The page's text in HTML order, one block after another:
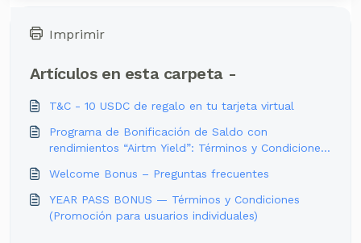
Imprimir
Artículos en esta carpeta -
T&C - 10 USDC de regalo en tu tarjeta virtual
Programa de Bonificación de Saldo con
rendimientos “Airtm Yield”: Términos y Condiciones
Welcome Bonus – Preguntas frecuentes
YEAR PASS BONUS — Términos y Condiciones
(Promoción para usuarios individuales)